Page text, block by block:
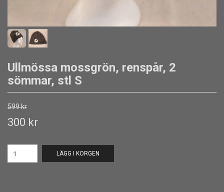
Ullmössa mossgrön, renspår, 2
sömmar, stl S
599 kr
300 kr
LÄGG I KORGEN